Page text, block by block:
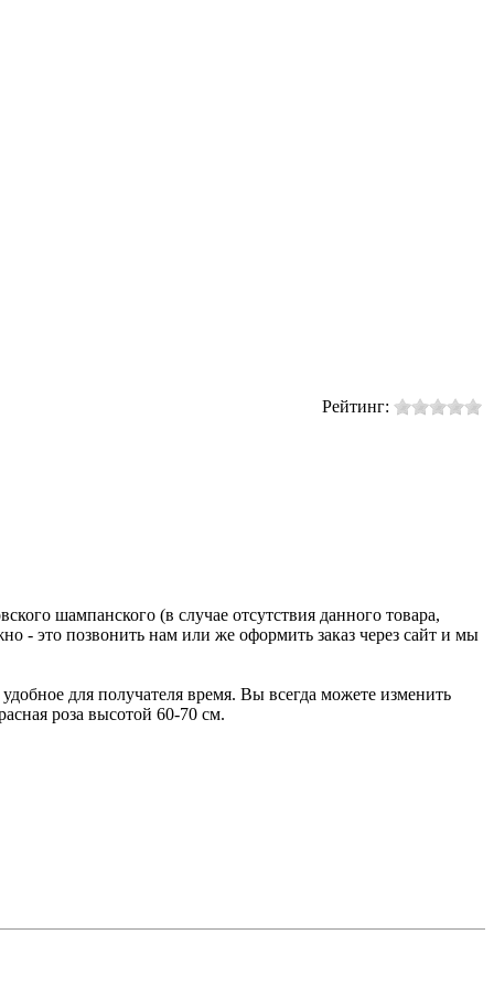
Рейтинг:
шампанского (в случае отсутствия данного товара,
- это позвонить нам или же оформить заказ через сайт и мы
для получателя время. Вы всегда можете изменить
роза высотой 60-70 см.